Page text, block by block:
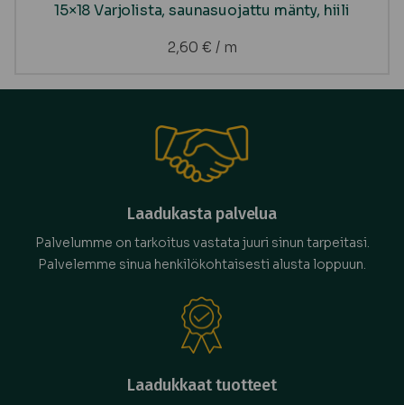
15×18 Varjolista, saunasuojattu mänty, hiili
2,60 € / m
Laadukasta palvelua
Palvelumme on tarkoitus vastata juuri sinun tarpeitasi.
Palvelemme sinua henkilökohtaisesti alusta loppuun.
Laadukkaat tuotteet